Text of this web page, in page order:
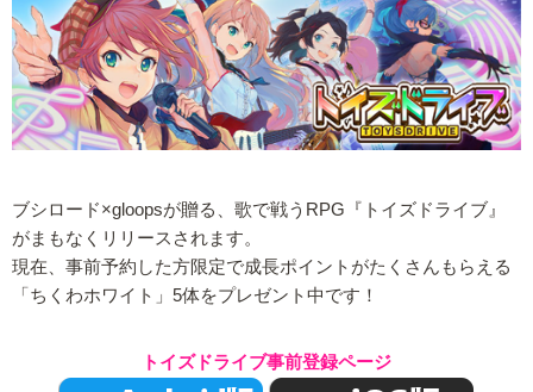
ブシロード×gloopsが贈る、歌で戦うRPG『トイズドライブ』
がまもなくリリースされます。
現在、事前予約した方限定で成長ポイントがたくさんもらえる
「ちくわホワイト」5体をプレゼント中です！
トイズドライブ事前登録ページ